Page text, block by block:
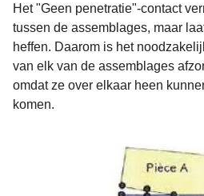
Het "Geen penetratie"-contact
tussen de assemblages, maar
heffen. Daarom is het
van elk van de assemblages
omdat ze over elkaar heen
komen.